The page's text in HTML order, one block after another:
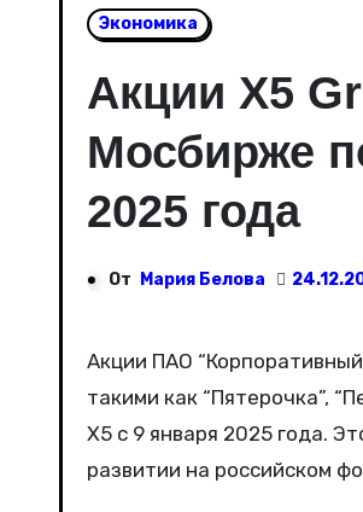
Экономика
Акции X5
Мосбирже
2025 года
От Мария Белова
Акции ПАО “Корпоративный центр ИКС 5”, управляющего крупнейшими продуктовыми сетями России,
такими как “Пятерочка”,
X5 с 9 января 2025 года.
развитии на российском